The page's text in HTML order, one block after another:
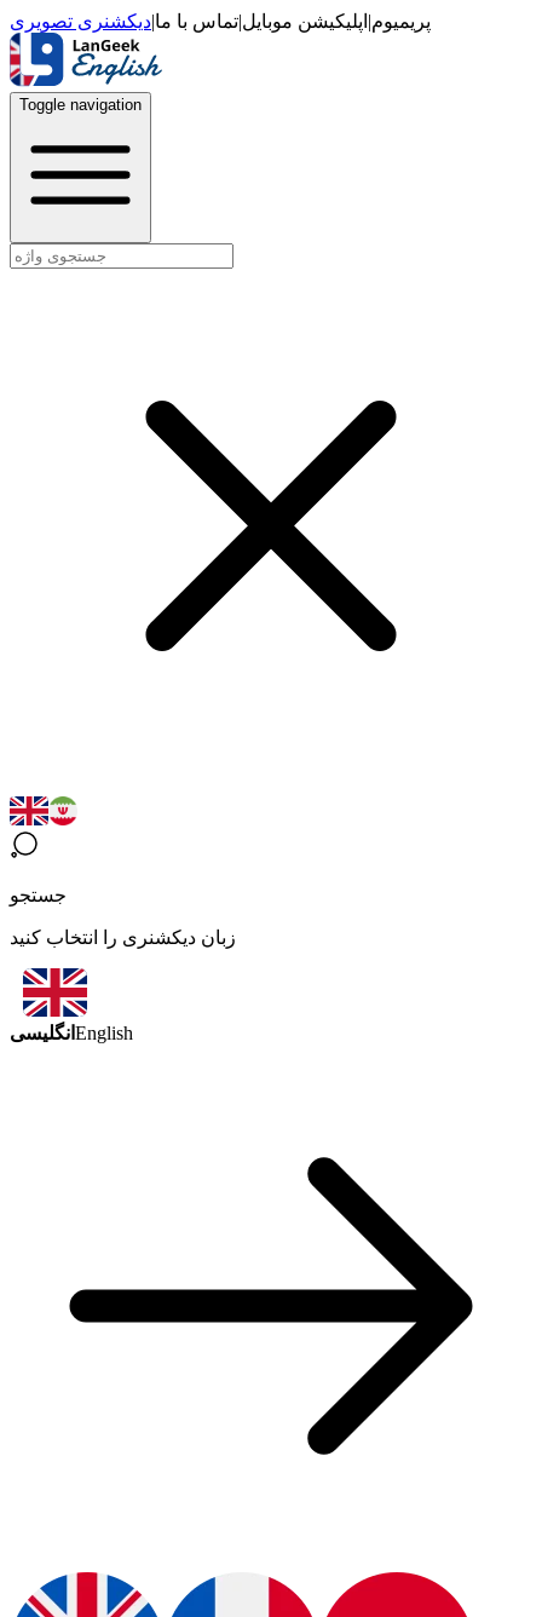
پریمیوم| اپلیکیشن موبایل|تماس با ما|دیکشنری تصویری
Toggle navigation
جستجو
زبان دیکشنری را انتخاب کنید
انگلیسی English